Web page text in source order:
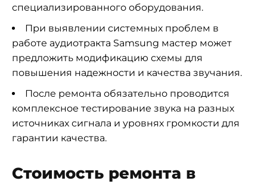
специализированного оборудования.
При выявлении системных проблем в
работе аудиотракта Samsung мастер может
предложить модификацию схемы для
повышения надежности и качества звучания.
После ремонта обязательно проводится
комплексное тестирование звука на разных
источниках сигнала и уровнях громкости для
гарантии качества.
Стоимость ремонта в